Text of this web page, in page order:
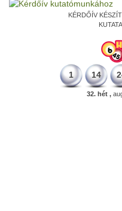
KÉRDŐÍV
1 14
32. hét ,